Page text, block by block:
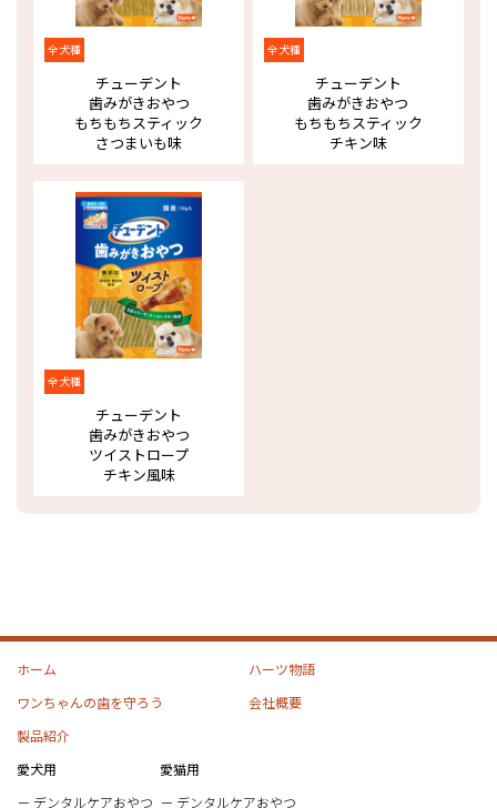
全犬種
チューデント
歯みがきおやつ
もちもちスティック
さつまいも味
全犬種
チューデント
歯みがきおやつ
もちもちスティック
チキン味
全犬種
チューデント
歯みがきおやつ
ツイストロープ
チキン風味
ホーム
ハーツ物語
ワンちゃんの歯を守ろう
会社概要
製品紹介
愛犬用
デンタルケアおやつ
愛猫用
デンタルケアおやつ